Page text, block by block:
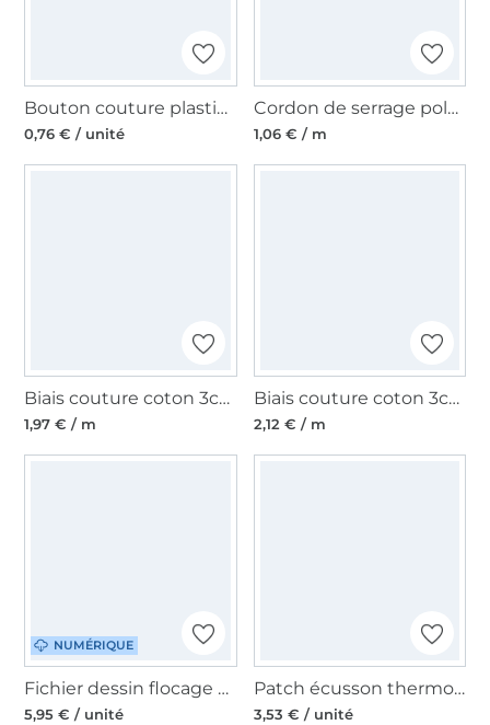
Bouton couture plastique Ancre 13 mm, blanc-marine
0,76 € / unité
Cordon de serrage polyester 6mm/ cordon sweat, bleu blanc rouge
1,06 € / m
Biais couture coton 3cm, Ancres marines, bleu marine
1,97 € / m
Biais couture coton 3cm, Ancres marines, rouge
2,12 € / m
NUMÉRIQUE
Fichier dessin flocage Sealife MiToSa-Kreativ
5,95 € / unité
Patch écusson thermocollant Kit MOIN
3,53 € / unité